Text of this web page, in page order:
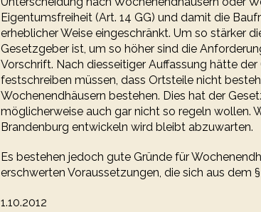
Eigentumsfreiheit (Art. 14 GG) und damit die
erheblicher Weise eingeschränkt. Um so stärker
Gesetzgeber ist, um so höher sind die
Vorschrift. Nach diesseitiger Auffassung hätte
festschreiben müssen, dass Ortsteile nicht
Wochenendhäusern bestehen. Dies hat der
möglicherweise auch gar nicht so regeln wollen.
Brandenburg entwickeln wird bleibt abzuwarten.
Es bestehen jedoch gute Gründe für
erschwerten Voraussetzungen, die sich aus dem
1.10.2012